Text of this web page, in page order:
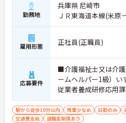
勤務地
兵庫県 尼崎市
ＪＲ東海道本線(米原
雇用形態 正社員(正職員)
応募要件
■介護福祉士又は介
ームヘルパー1級）
従業者養成研修応用
の経験1年以上
駅から徒歩10分以内 残業少なめ 日勤のみ
交通費支給
退職金制度あり